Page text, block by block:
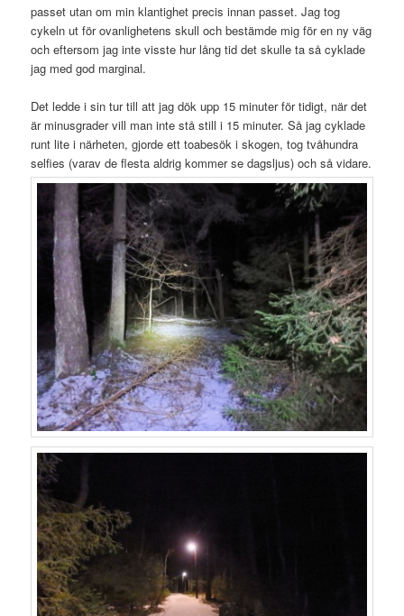
passet utan om min klantighet precis innan passet. Jag tog
cykeln ut för ovanlighetens skull och bestämde mig för en ny väg
och eftersom jag inte visste hur lång tid det skulle ta så cyklade
jag med god marginal.
Det ledde i sin tur till att jag dök upp 15 minuter för tidigt, när det
är minusgrader vill man inte stå still i 15 minuter. Så jag cyklade
runt lite i närheten, gjorde ett toabesök i skogen, tog tvåhundra
selfies (varav de flesta aldrig kommer se dagsljus) och så vidare.